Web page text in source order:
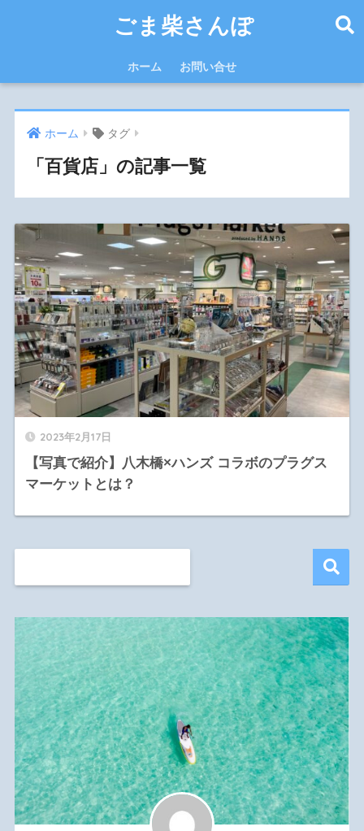
ごま柴さんぽ
ホーム お問い合せ
ホーム タグ
「百貨店」の記事一覧
2023年2月17日
【写真で紹介】八木橋×ハンズ コラボのプラグス
マーケットとは？